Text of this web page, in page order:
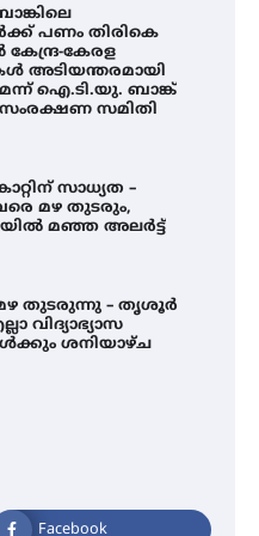
പണം തിരികെ
കേന്ദ്ര-കേരള
അടിയന്തരമായി
ഐ.ടി.യു. ബാങ്ക്
സമിതി
സാധ്യത –
മഴ തുടരും,
മഞ്ഞ അലർട്ട്
തുടരുന്നു – തൃശൂർ
വിദ്യാഭ്യാസ
ശനിയാഴ്ച
Facebook
പണം തിരികെ
കേന്ദ്ര-കേരള
അടിയന്തരമായി